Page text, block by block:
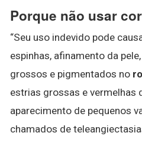
Porque não usar
“Seu uso indevido pode
espinhas, afinamento da
grossos e pigmentados no
estrias grossas e vermelhas
aparecimento de pequenos
chamados de